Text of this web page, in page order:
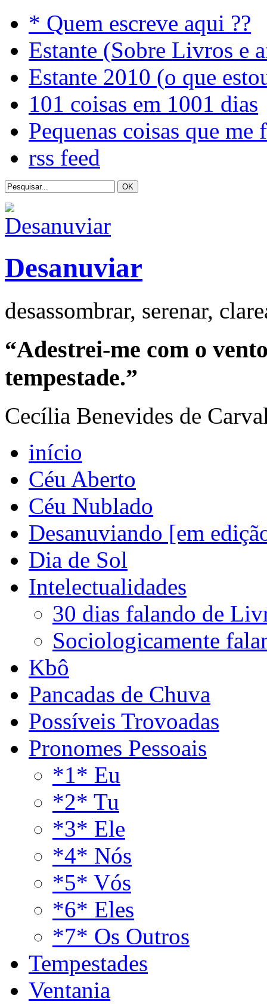
* Quem escreve aqui ??
Estante (Sobre Livros e
Estante 2010 (o que
101 coisas em 1001 dias
Pequenas coisas que me
rss feed
Desanuviar
desassombrar, serenar,
“Adestrei-me com o
tempestade.”
Cecília Benevides de
início
Céu Aberto
Céu Nublado
Desanuviando [em
Dia de Sol
Intelectualidades
30 dias falando de
Sociologicamente
Kbô
Pancadas de Chuva
Possíveis Trovoadas
Pronomes Pessoais
*1* Eu
*2* Tu
*3* Ele
*4* Nós
*5* Vós
*6* Eles
*7* Os Outros
Tempestades
Ventania